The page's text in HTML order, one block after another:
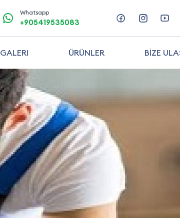
Whatsapp
+905419535083
GALERI ÜRÜNLER BİZE